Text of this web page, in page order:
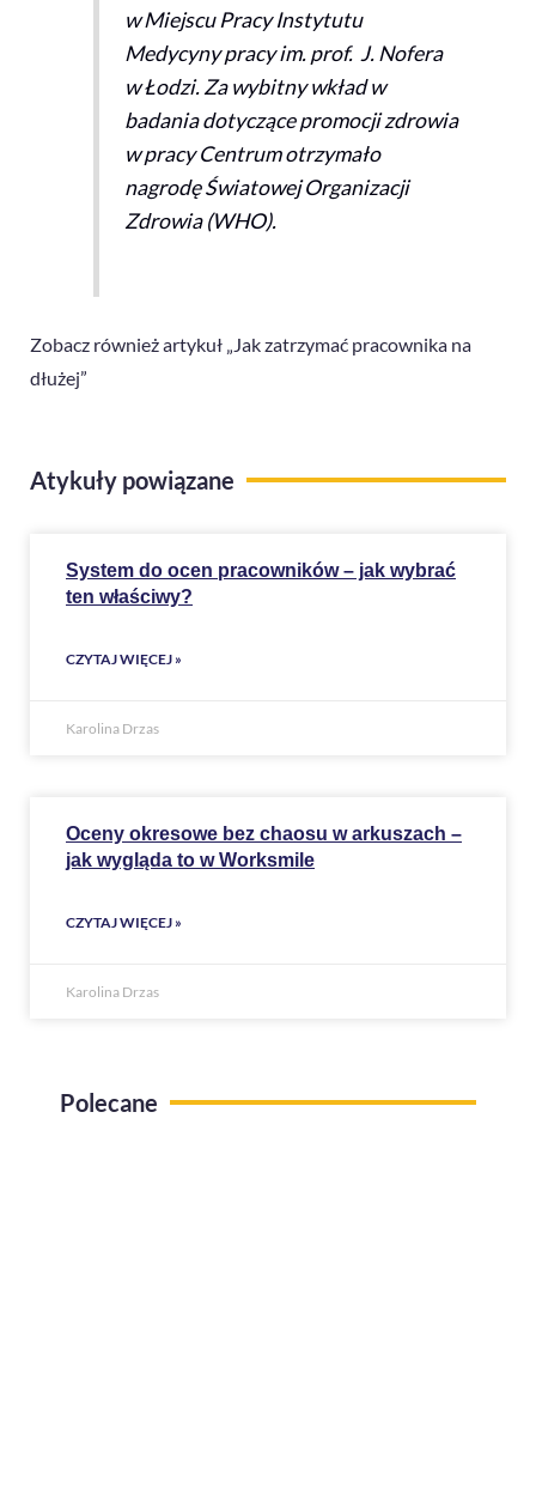
w Miejscu Pracy Instytutu
Medycyny pracy im. prof. J. Nofera
w Łodzi. Za wybitny wkład w
badania dotyczące promocji zdrowia
w pracy Centrum otrzymało
nagrodę Światowej Organizacji
Zdrowia (WHO).
Zobacz również artykuł „Jak zatrzymać pracownika na
dłużej”
Atykuły powiązane
System do ocen pracowników – jak wybrać
ten właściwy?
CZYTAJ WIĘCEJ »
Karolina Drzas
Oceny okresowe bez chaosu w arkuszach –
jak wygląda to w Worksmile
CZYTAJ WIĘCEJ »
Karolina Drzas
Polecane